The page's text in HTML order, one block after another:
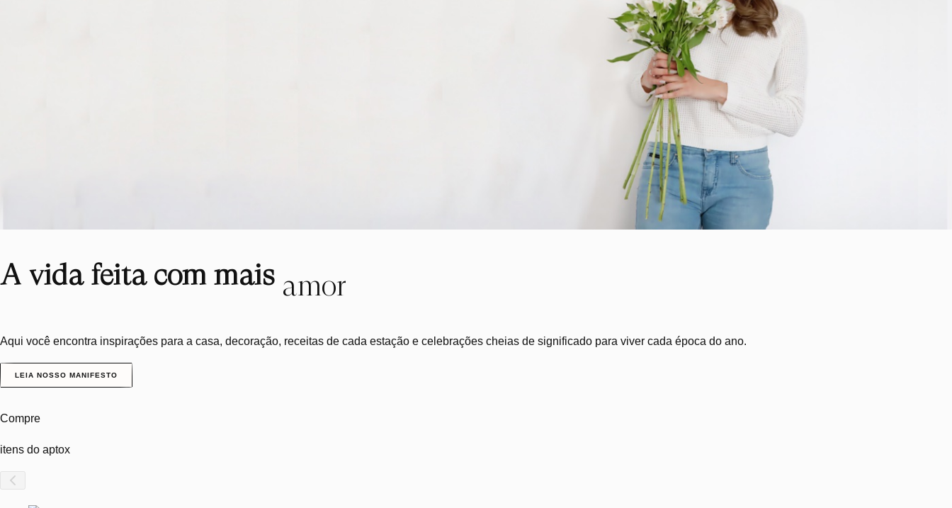
A vida feita com mais amor
Aqui você encontra inspirações para a casa, decoração, receitas de cada estação e celebrações cheias de significado para viver cada época do ano.
LEIA NOSSO MANIFESTO
Compre
itens do aptox